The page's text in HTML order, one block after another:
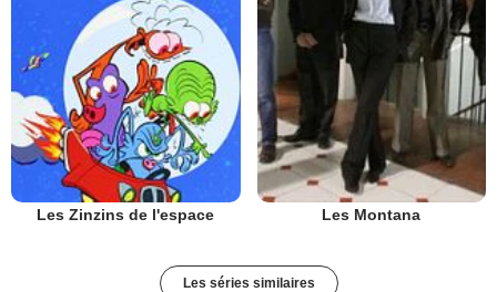
Les Zinzins de l'espace Les Montana
Les séries similaires